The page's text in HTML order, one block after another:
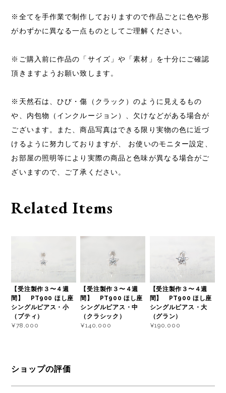
※全てを手作業で制作しておりますので作品ごとに色や形
がわずかに異なる一点ものとしてご理解ください。
※ご購入前に作品の「サイズ」や「素材」を十分にご確認
頂きますようお願い致します。
※天然石は、ひび・傷（クラック）のように見えるもの
や、内包物（インクルージョン）、欠けなどがある場合が
ございます。また、商品写真はできる限り実物の色に近づ
けるように努力しておりますが、 お使いのモニター設定、
お部屋の照明等により実際の商品と色味が異なる場合がご
ざいますので、ご了承ください。
Related Items
【受注製作３〜４週
間】 PT900 ほし座
シングルピアス・小
（プティ）
¥78,000
【受注製作３〜４週
間】 PT900 ほし座
シングルピアス・中
（クラシック）
¥140,000
【受注製作３〜４週
間】 PT900 ほし座
シングルピアス・大
（グラン）
¥190,000
ショップの評価